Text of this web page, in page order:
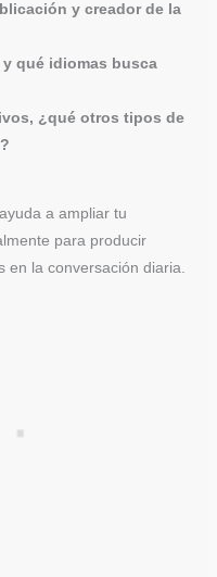
y creador de la
qué idiomas busca
¿qué otros tipos de
a ampliar tu
para producir
en la conversación diaria.